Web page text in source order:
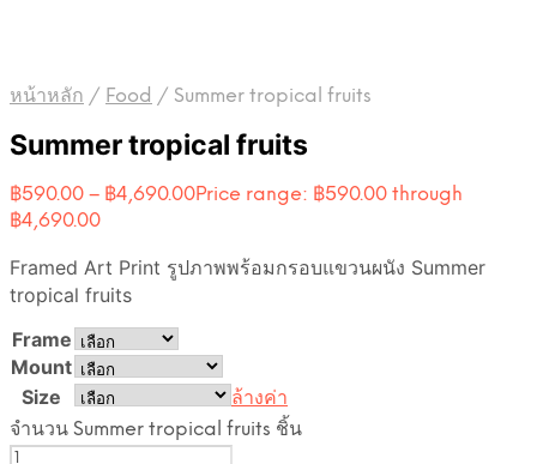
หน้าหลัก / Food / Summer tropical fruits
Summer tropical fruits
฿590.00 – ฿4,690.00Price range: ฿590.00 through
฿4,690.00
Framed Art Print รูปภาพพร้อมกรอบแขวนผนัง Summer
tropical fruits
Frame
Mount
Size
ล้างค่า
จำนวน Summer tropical fruits ชิ้น